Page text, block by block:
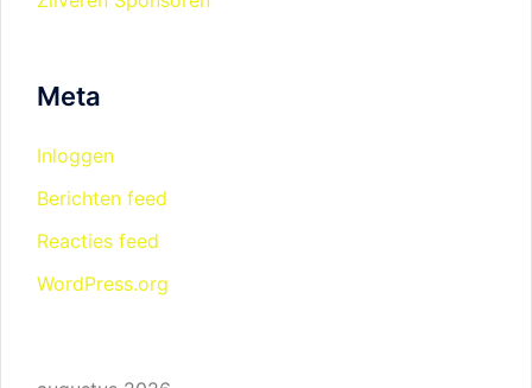
Meta
Inloggen
Berichten feed
Reacties feed
WordPress.org